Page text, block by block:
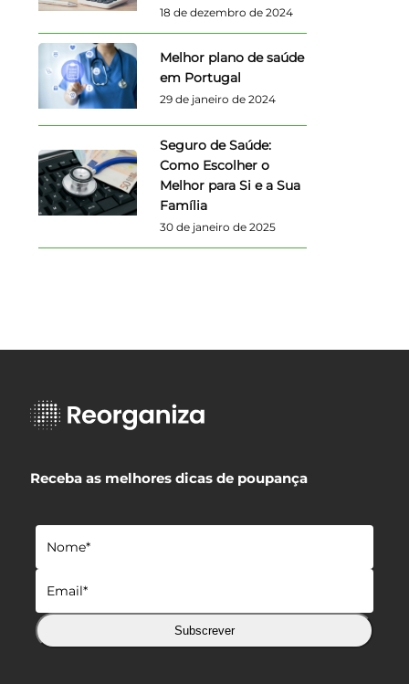
18 de dezembro de 2024
Melhor plano de saúde
em Portugal
29 de janeiro de 2024
Seguro de Saúde:
Como Escolher o
Melhor para Si e a Sua
Família
30 de janeiro de 2025
Receba as melhores dicas de poupança
Subscrever